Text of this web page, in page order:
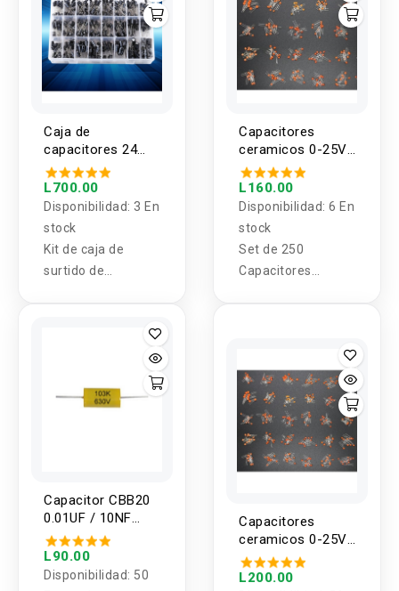
Caja de
capacitores 24
valores (500
unidades)
L700.00
Disponibilidad: 3 En
stock
Kit de caja de
surtido de
Capacitores
ceramicos 0-25V
25 valores 1pf -
100nf (250
unidades)
L160.00
Disponibilidad: 6 En
stock
Set de 250
Capacitores
Capacitor CBB20
0.01UF / 10NF
CODIGO 103k /
630V, 1000V
L90.00
Disponibilidad: 50
Capacitores
ceramicos 0-25V
30 valores 2pf -
100nf (300
L200.00